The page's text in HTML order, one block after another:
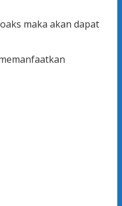
maka akan dapat